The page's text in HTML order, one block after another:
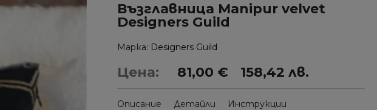
Възглавница Manipur velvet
Designers Guild
Марка Designers Guild
Цена: 81,00 € 158,42 лв.
Описание Детайли Инструкции